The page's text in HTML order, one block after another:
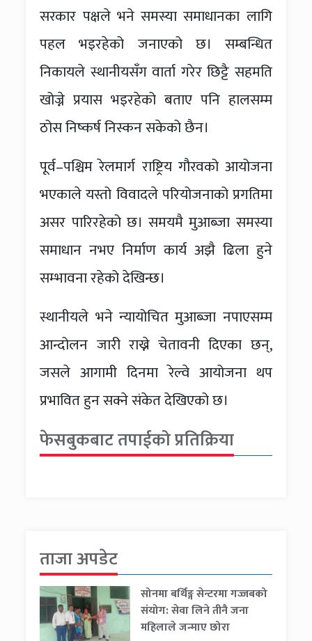
सरकार पक्षले भने समस्या समाधानका लागि
पहल भइरहेको जनाएको छ। सम्बन्धित
निकायले स्थानीयसँग वार्ता गरेर छिट्टै सहमति
खोज्ने प्रयास भइरहेको बताए पनि हालसम्म
ठोस निष्कर्ष निस्कन सकेको छैन।
पूर्व–पश्चिम रेलमार्ग राष्ट्रिय गौरवको आयोजना
भएकाले यस्तो विवादले परियोजनाको प्रगतिमा
असर पारिरहेको छ। समयमै मुआब्जा समस्या
समाधान नभए निर्माण कार्य अझै ढिला हुने
सम्भावना रहेको देखिन्छ।
स्थानीयले भने न्यायोचित मुआब्जा नपाएसम्म
आन्दोलन जारी राख्ने चेतावनी दिएका छन्,
जसले आगामी दिनमा रेल्वे आयोजना थप
प्रभावित हुन सक्ने संकेत देखिएको छ।
फेसबुकबाट तपाईको प्रतिक्रिया
ताजा अपडेट
सोनमा बर्थिङ्ग सेन्टरमा गज्जबको
संयोग: सेवा लिने तीनै जना
महिलाले जन्माए छोरा